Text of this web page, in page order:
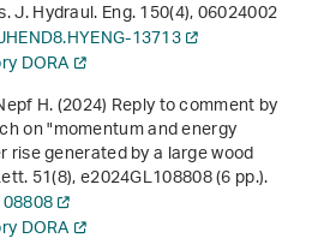
J. Hydraul. Eng.150(4), 06024002
13713
DORA
H. (2024) Reply to comment by
on "momentum and energy
generated by a large wood
51(8), e2024GL108808 (6 pp.).
DORA